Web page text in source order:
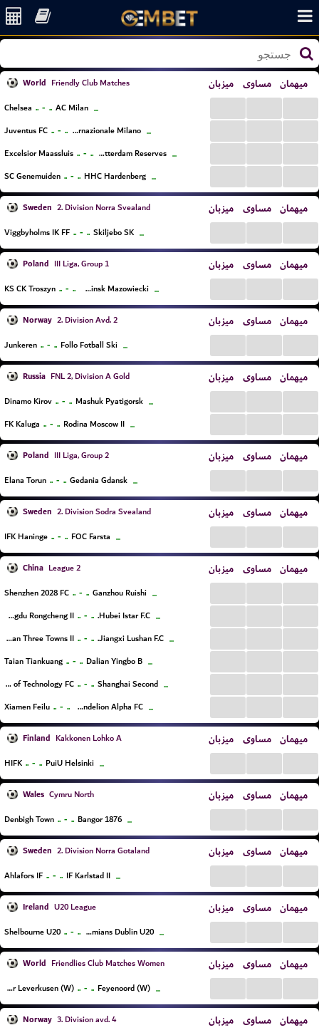
World Friendly Club Matches میزبان مساوی میهمان
Chelsea .. - .. AC Milan ...
Juventus FC .. - .. Internazionale Milano ...
Excelsior Maassluis .. - .. Sparta Rotterdam Reserves ...
SC Genemuiden .. - .. HHC Hardenberg ...
Sweden 2. Division Norra Svealand میزبان مساوی میهمان
Viggbyholms IK FF .. - .. Skiljebo SK ...
Poland III Liga, Group 1 میزبان مساوی میهمان
KS CK Troszyn .. - .. Mazovia Minsk Mazowiecki ...
Norway 2. Division Avd. 2 میزبان مساوی میهمان
Junkeren .. - .. Follo Fotball Ski ...
Russia FNL 2, Division A Gold میزبان مساوی میهمان
Dinamo Kirov .. - .. Mashuk Pyatigorsk ...
FK Kaluga .. - .. Rodina Moscow II ...
Poland III Liga, Group 2 میزبان مساوی میهمان
Elana Torun .. - .. Gedania Gdansk ...
Sweden 2. Division Sodra Svealand میزبان مساوی میهمان
IFK Haninge .. - .. FOC Farsta ...
China League 2 میزبان مساوی میهمان
Shenzhen 2028 FC .. - .. Ganzhou Ruishi ...
Chengdu Rongcheng II .. - .. Hubei Istar F.C. ...
Wuhan Three Towns II .. - .. Jiangxi Lushan F.C. ...
Taian Tiankuang .. - .. Dalian Yingbo B ...
Beijing Institute of Technology FC .. - .. Shanghai Second ...
Xiamen Feilu .. - .. Guangzhou Dandelion Alpha FC ...
Finland Kakkonen Lohko A میزبان مساوی میهمان
HIFK .. - .. PuiU Helsinki ...
Wales Cymru North میزبان مساوی میهمان
Denbigh Town .. - .. Bangor 1876 ...
Sweden 2. Division Norra Gotaland میزبان مساوی میهمان
Ahlafors IF .. - .. IF Karlstad II ...
Ireland U20 League میزبان مساوی میهمان
Shelbourne U20 .. - .. Bohemians Dublin U20 ...
World Friendlies Club Matches Women میزبان مساوی میهمان
Bayer Leverkusen (W) .. - .. Feyenoord (W) ...
Norway 3. Division avd. 4 میزبان مساوی میهمان